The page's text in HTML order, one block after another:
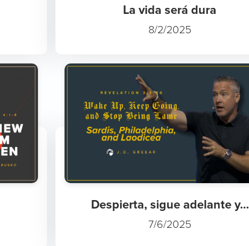
La vida será dura
8/2/2025
Despierta, sigue adelante y...
7/6/2025